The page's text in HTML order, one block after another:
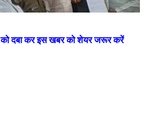
को दबा कर इस खबर को शेयर जरूर करें